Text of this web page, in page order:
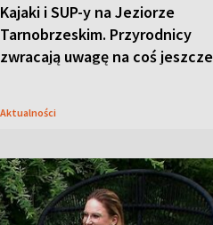
Kajaki i SUP-y na Jeziorze
Tarnobrzeskim. Przyrodnicy
zwracają uwagę na coś jeszcze
Aktualności